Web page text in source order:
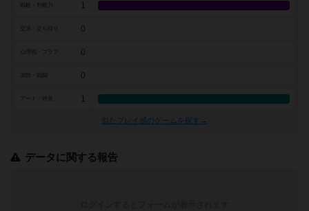
戦略・判断力 1
0
0
0
アート・外見 1
似たプレイ感のゲームを探す→
データに関する報告